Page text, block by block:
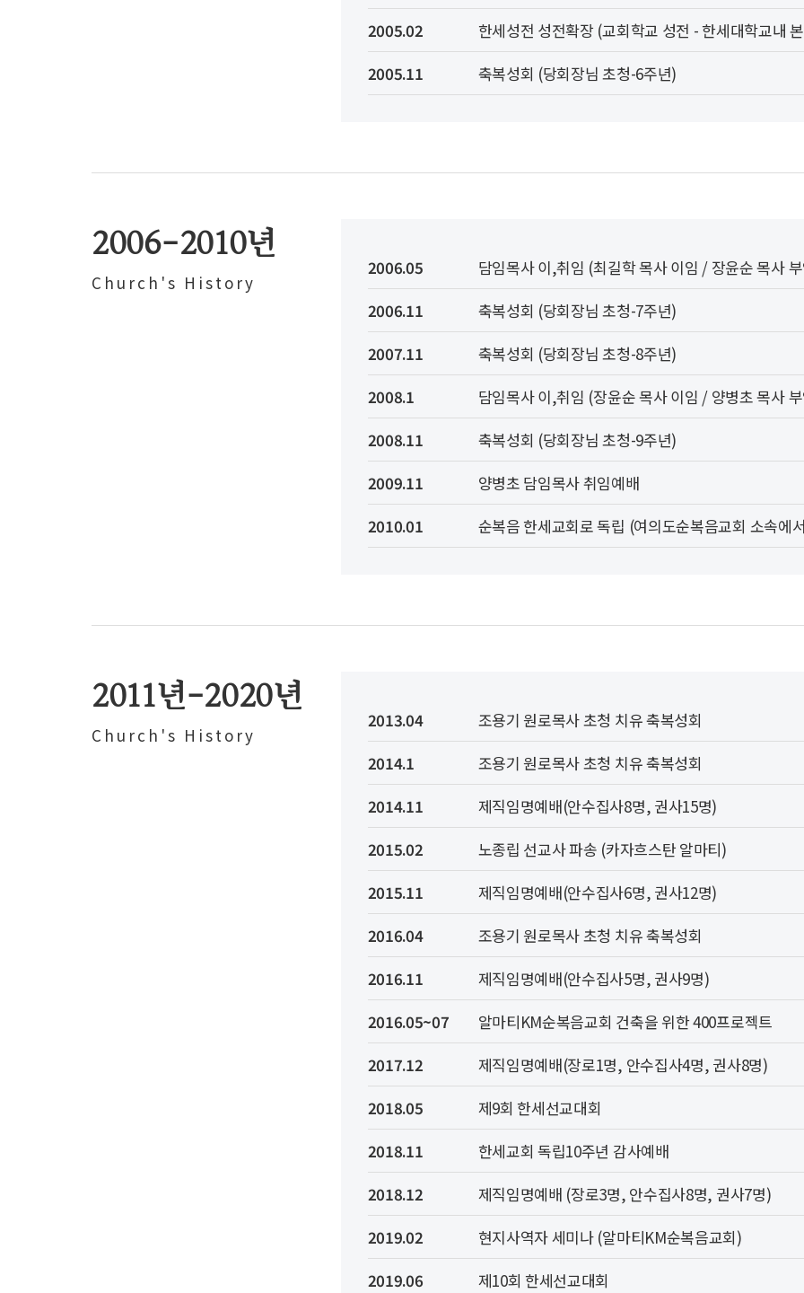
2005.02
한세성전 성전확장 (교회학교 성전 - 한세대학교내
2005.11
축복성회 (당회장님 초청-6주년)
2006-2010년
Church's History
2006.05
담임목사 이,취임 (최길학 목사 이임 / 장윤순 목사
2006.11
축복성회 (당회장님 초청-7주년)
2007.11
축복성회 (당회장님 초청-8주년)
2008.1
담임목사 이,취임 (장윤순 목사 이임 / 양병초 목사
2008.11
축복성회 (당회장님 초청-9주년)
2009.11
양병초 담임목사 취임예배
2010.01
순복음 한세교회로 독립 (여의도순복음교회 소속에
2011년-2020년
Church's History
2013.04
조용기 원로목사 초청 치유 축복성회
2014.1
조용기 원로목사 초청 치유 축복성회
2014.11
제직임명예배(안수집사8명, 권사15명)
2015.02
노종립 선교사 파송 (카자흐스탄 알마티)
2015.11
제직임명예배(안수집사6명, 권사12명)
2016.04
조용기 원로목사 초청 치유 축복성회
2016.11
제직임명예배(안수집사5명, 권사9명)
2016.05~07
알마티KM순복음교회 건축을 위한 400프로젝트
2017.12
제직임명예배(장로1명, 안수집사4명, 권사8명)
2018.05
제9회 한세선교대회
2018.11
한세교회 독립10주년 감사예배
2018.12
제직임명예배 (장로3명, 안수집사8명, 권사7명)
2019.02
현지사역자 세미나 (알마티KM순복음교회)
2019.06
제10회 한세선교대회